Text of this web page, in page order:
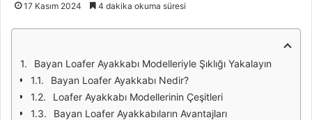
17 Kasım 2024 4 dakika okuma süresi
Bayan Loafer Ayakkabı Modelleriyle Şıklığı Yakalayın
Bayan Loafer Ayakkabı Nedir?
Loafer Ayakkabı Modellerinin Çeşitleri
Bayan Loafer Ayakkabıların Avantajları